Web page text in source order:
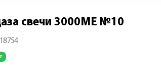
свечи 3000МЕ №10
18754